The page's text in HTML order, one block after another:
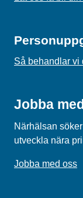
Så behandlar vi
Jobba
Närhälsan
utveckla nära
Jobba med oss